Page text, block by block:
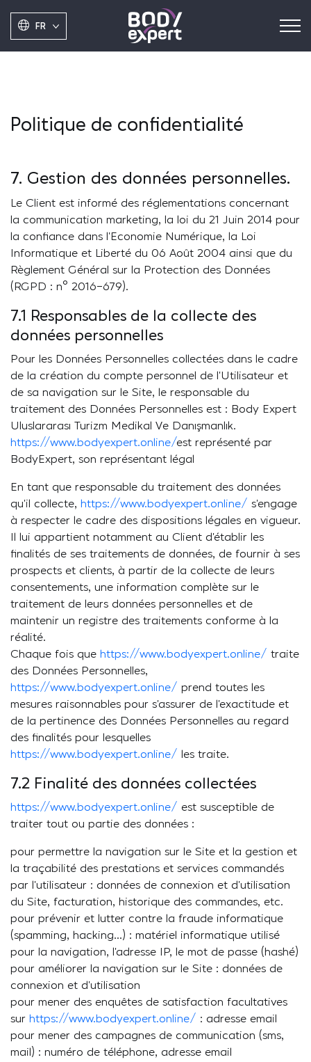
FR
Politique de confidentialité
7. Gestion des données personnelles.
Le Client est informé des réglementations concernant
la communication marketing, la loi du 21 Juin 2014 pour
la confiance dans l’Economie Numérique, la Loi
Informatique et Liberté du 06 Août 2004 ainsi que du
Règlement Général sur la Protection des Données
(RGPD : n° 2016-679).
7.1 Responsables de la collecte des
données personnelles
Pour les Données Personnelles collectées dans le cadre
de la création du compte personnel de l’Utilisateur et
de sa navigation sur le Site, le responsable du
traitement des Données Personnelles est : Body Expert
Uluslararası Turizm Medikal Ve Danışmanlık.
https://www.bodyexpert.online/est représenté par
BodyExpert, son représentant légal
En tant que responsable du traitement des données
qu’il collecte, https://www.bodyexpert.online/ s’engage
à respecter le cadre des dispositions légales en vigueur.
Il lui appartient notamment au Client d’établir les
finalités de ses traitements de données, de fournir à ses
prospects et clients, à partir de la collecte de leurs
consentements, une information complète sur le
traitement de leurs données personnelles et de
maintenir un registre des traitements conforme à la
réalité.
Chaque fois que https://www.bodyexpert.online/ traite
des Données Personnelles,
https://www.bodyexpert.online/ prend toutes les
mesures raisonnables pour s’assurer de l’exactitude et
de la pertinence des Données Personnelles au regard
des finalités pour lesquelles
https://www.bodyexpert.online/ les traite.
7.2 Finalité des données collectées
https://www.bodyexpert.online/ est susceptible de
traiter tout ou partie des données :
pour permettre la navigation sur le Site et la gestion et
la traçabilité des prestations et services commandés
par l’utilisateur : données de connexion et d’utilisation
du Site, facturation, historique des commandes, etc.
pour prévenir et lutter contre la fraude informatique
(spamming, hacking…) : matériel informatique utilisé
pour la navigation, l’adresse IP, le mot de passe (hashé)
pour améliorer la navigation sur le Site : données de
connexion et d’utilisation
pour mener des enquêtes de satisfaction facultatives
sur https://www.bodyexpert.online/ : adresse email
pour mener des campagnes de communication (sms,
mail) : numéro de téléphone, adresse email